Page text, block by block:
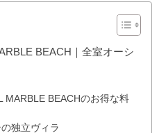
BEACH｜全室オーシ
MARBLE BEACHのお得な料
独立ヴィラ